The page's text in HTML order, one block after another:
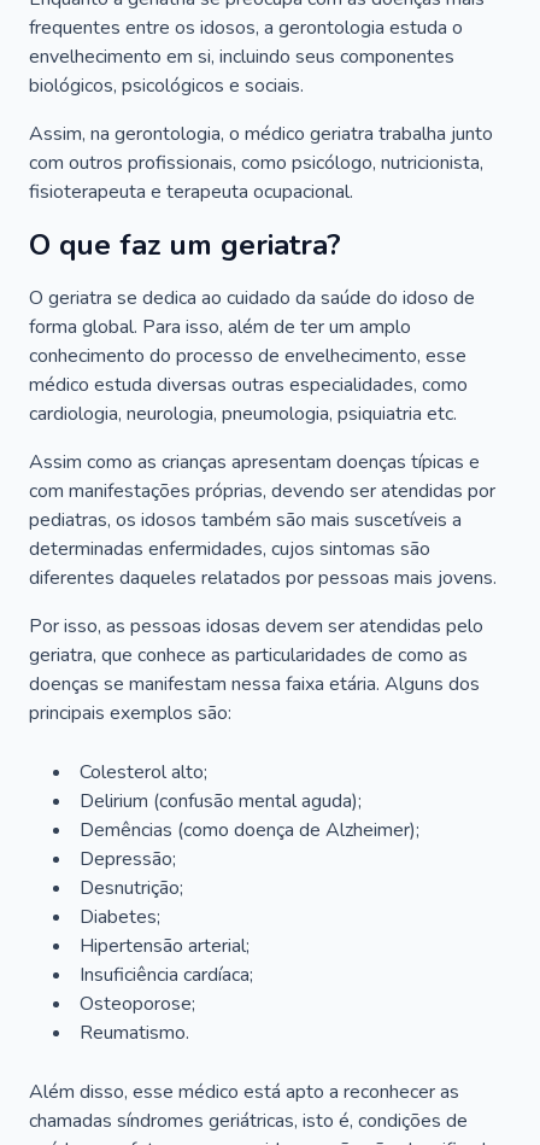
frequentes entre os idosos, a gerontologia estuda o
envelhecimento em si, incluindo seus componentes
biológicos, psicológicos e sociais.
Assim, na gerontologia, o médico geriatra trabalha junto
com outros profissionais, como psicólogo, nutricionista,
fisioterapeuta e terapeuta ocupacional.
O que faz um geriatra?
O geriatra se dedica ao cuidado da saúde do idoso de
forma global. Para isso, além de ter um amplo
conhecimento do processo de envelhecimento, esse
médico estuda diversas outras especialidades, como
cardiologia, neurologia, pneumologia, psiquiatria etc.
Assim como as crianças apresentam doenças típicas e
com manifestações próprias, devendo ser atendidas por
pediatras, os idosos também são mais suscetíveis a
determinadas enfermidades, cujos sintomas são
diferentes daqueles relatados por pessoas mais jovens.
Por isso, as pessoas idosas devem ser atendidas pelo
geriatra, que conhece as particularidades de como as
doenças se manifestam nessa faixa etária. Alguns dos
principais exemplos são:
Colesterol alto;
Delirium (confusão mental aguda);
Demências (como doença de Alzheimer);
Depressão;
Desnutrição;
Diabetes;
Hipertensão arterial;
Insuficiência cardíaca;
Osteoporose;
Reumatismo.
Além disso, esse médico está apto a reconhecer as
chamadas síndromes geriátricas, isto é, condições de